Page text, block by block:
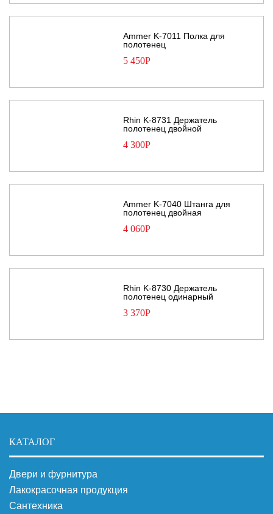
Ammer K-7011 Полка для
полотенец
5 450Р
Rhin K-8731 Держатель
полотенец двойной
4 300Р
Ammer K-7040 Штанга для
полотенец двойная
4 060Р
Rhin K-8730 Держатель
полотенец одинарный
3 370Р
КАТАЛОГ
Двери и фурнитура
Лакокрасочная продукция
Сантехника